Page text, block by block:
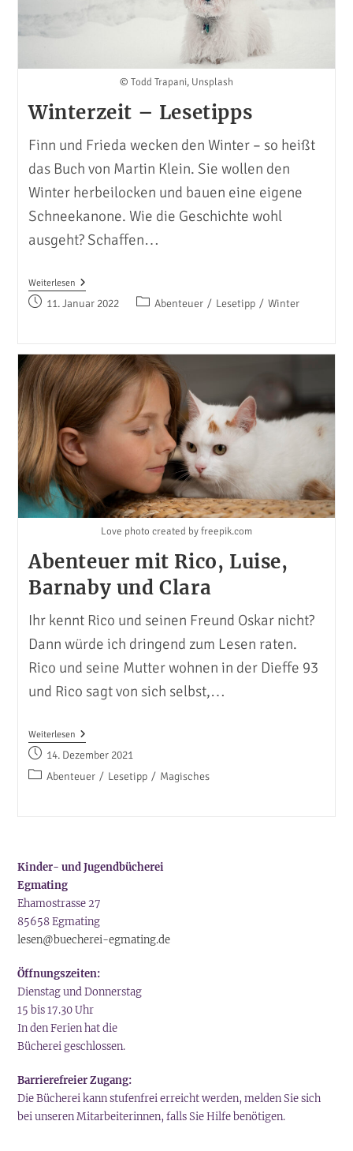
© Todd Trapani, Unsplash
Winterzeit – Lesetipps
Finn und Frieda wecken den Winter – so heißt
das Buch von Martin Klein. Sie wollen den
Winter herbeilocken und bauen eine eigene
Schneekanone. Wie die Geschichte wohl
ausgeht? Schaffen…
WeiterlesenWinterzeit
–
Lesetipps
Beitrag11. Januar 2022
Beitrags-
Abenteuer / Lesetipp / Winter
Love photo created by freepik.com
Abenteuer mit Rico, Luise,
Barnaby und Clara
Ihr kennt Rico und seinen Freund Oskar nicht?
Dann würde ich dringend zum Lesen raten.
Rico und seine Mutter wohnen in der Dieffe 93
und Rico sagt von sich selbst,…
WeiterlesenAbenteuer
Mit
Rico,
Luise,
Barnaby
Beitrag
veröffentlicht:
14. Dezember 2021
Beitrags-
Abenteuer / Lesetipp / Magisches
Kinder- und Jugendbücherei
Egmating
Ehamostrasse 27
85658 Egmating
lesen@buecherei-egmating.de
Öffnungszeiten:
Dienstag und Donnerstag
15 bis 17.30 Uhr
In den Ferien hat die
Bücherei geschlossen.
Barrierefreier Zugang:
Die Bücherei kann stufenfrei erreicht werden, melden Sie sich
bei unseren Mitarbeiterinnen, falls Sie Hilfe benötigen.